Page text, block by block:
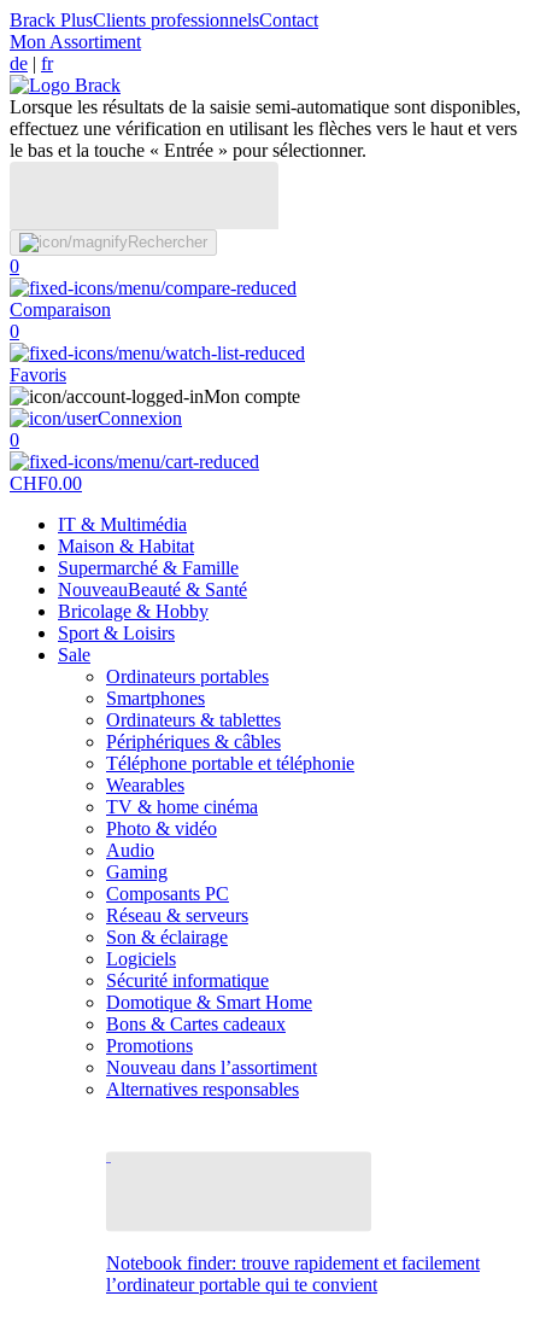
Brack PlusClients professionnelsContact
Mon Assortiment
de | fr
Lorsque les résultats de la saisie semi-automatique sont disponibles,
effectuez une vérification en utilisant les flèches vers le haut et vers
le bas et la touche « Entrée » pour sélectionner.
Rechercher
0
Comparaison
0
Favoris
Mon compte
Connexion
0
CHF0.00
IT & Multimédia
Maison & Habitat
Supermarché & Famille
NouveauBeauté & Santé
Bricolage & Hobby
Sport & Loisirs
Sale
Ordinateurs portables
Smartphones
Ordinateurs & tablettes
Périphériques & câbles
Téléphone portable et téléphonie
Wearables
TV & home cinéma
Photo & vidéo
Audio
Gaming
Composants PC
Réseau & serveurs
Son & éclairage
Logiciels
Sécurité informatique
Domotique & Smart Home
Bons & Cartes cadeaux
Promotions
Nouveau dans l’assortiment
Alternatives responsables
Notebook finder: trouve rapidement et facilement
l’ordinateur portable qui te convient